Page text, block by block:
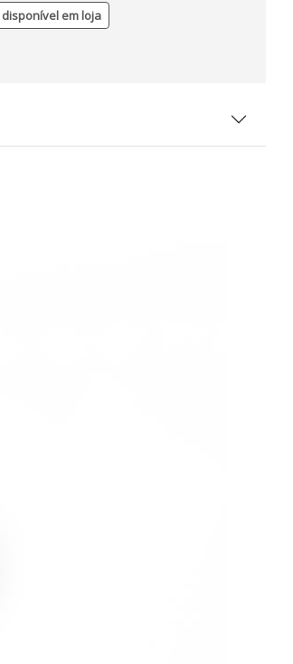
disponível em loja